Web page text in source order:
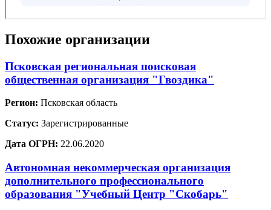
Похожие организации
Псковская региональная поисковая
общественная организация "Гвоздика"
Регион: Псковская область
Статус: Зарегистрированные
Дата ОГРН: 22.06.2020
Автономная некоммерческая организация
дополнительного профессионального
образования "Учебный Центр "Скобарь"